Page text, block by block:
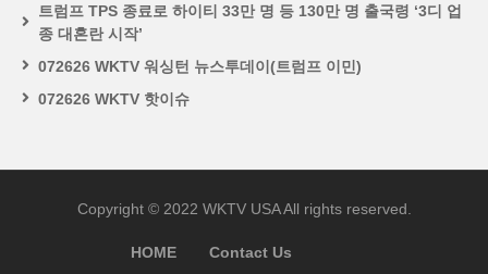
트럼프 TPS 종료로 하이티 33만 명 등 130만 명 출국령 ‘3디 업
종 대혼란 시작’
072626 WKTV 워싱턴 뉴스투데이(트럼프 이민)
072626 WKTV 핫이슈
Copyright © 2022 WKTV USA All rights reserved.
HOME Contact Us